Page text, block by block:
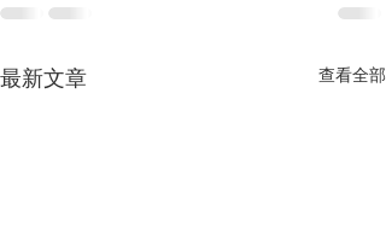
最新文章 查看全部